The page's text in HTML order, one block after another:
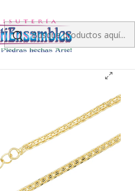
CHINO CON EXTENSION